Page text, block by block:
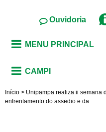
Ouvidoria
MENU PRINCIPAL
CAMPI
Início > Unipampa realiza ii semana
enfrentamento do assedio e da